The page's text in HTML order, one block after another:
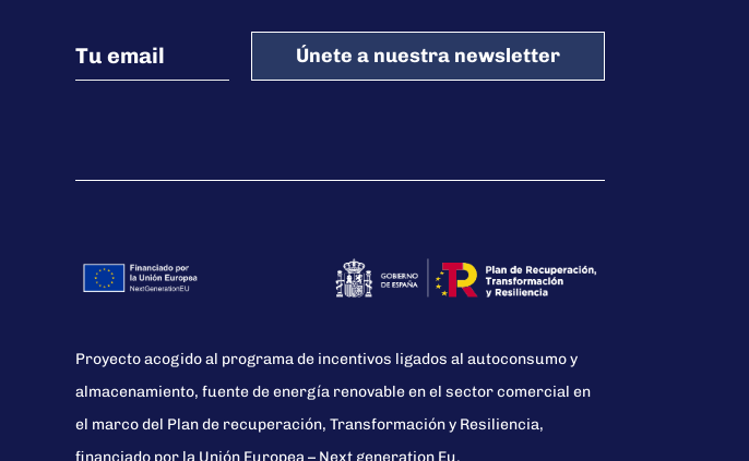
Únete a nuestra newsletter
Proyecto acogido al programa de incentivos ligados al autoconsumo y
almacenamiento, fuente de energía renovable en el sector comercial en
el marco del Plan de recuperación, Transformación y Resiliencia,
financiado por la Unión Europea – Next generation Eu.